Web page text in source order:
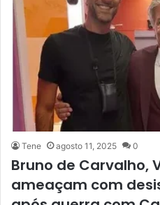
Tene agosto 11, 2025 0
Bruno de Carvalho,
ameaçam com